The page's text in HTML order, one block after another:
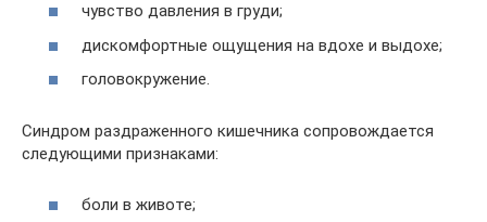
чувство давления в груди;
дискомфортные ощущения на вдохе и выдохе;
головокружение.
Синдром раздраженного кишечника сопровождается
следующими признаками:
боли в животе;